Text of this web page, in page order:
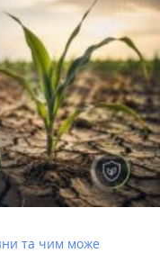
та чим може